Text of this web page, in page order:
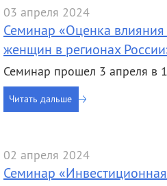
03 апреля 2024
Семинар «Оценка
женщин в регионах
Семинар прошел 3 апреля в
Читать дальше
02 апреля 2024
Семинар